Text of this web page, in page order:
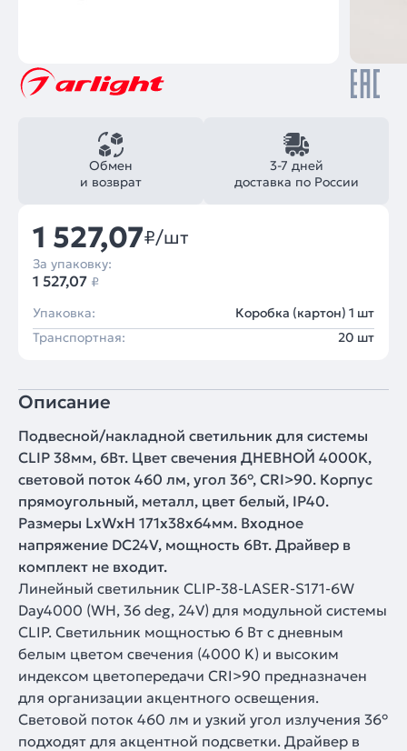
3-7 дней
доставка по России
Обмен
и возврат
1 527,07₽/шт
За упаковку:
1 527,07 ₽
Упаковка:
Коробка (картон) 1 шт
Транспортная:
20 шт
Описание
Подвесной/накладной светильник для системы
CLIP 38мм, 6Вт. Цвет свечения ДНЕВНОЙ 4000K,
световой поток 460 лм, угол 36°, CRI>90. Корпус
прямоугольный, металл, цвет белый, IP40.
Размеры LxWxH 171x38x64мм. Входное
напряжение DC24V, мощность 6Вт. Драйвер в
комплект не входит.
Линейный светильник CLIP-38-LASER-S171-6W
Day4000 (WH, 36 deg, 24V) для модульной системы
CLIP. Светильник мощностью 6 Вт с дневным
белым цветом свечения (4000 K) и высоким
индексом цветопередачи CRI>90 предназначен
для организации акцентного освещения.
Световой поток 460 лм и узкий угол излучения 36°
подходят для акцентной подсветки. Драйвер в